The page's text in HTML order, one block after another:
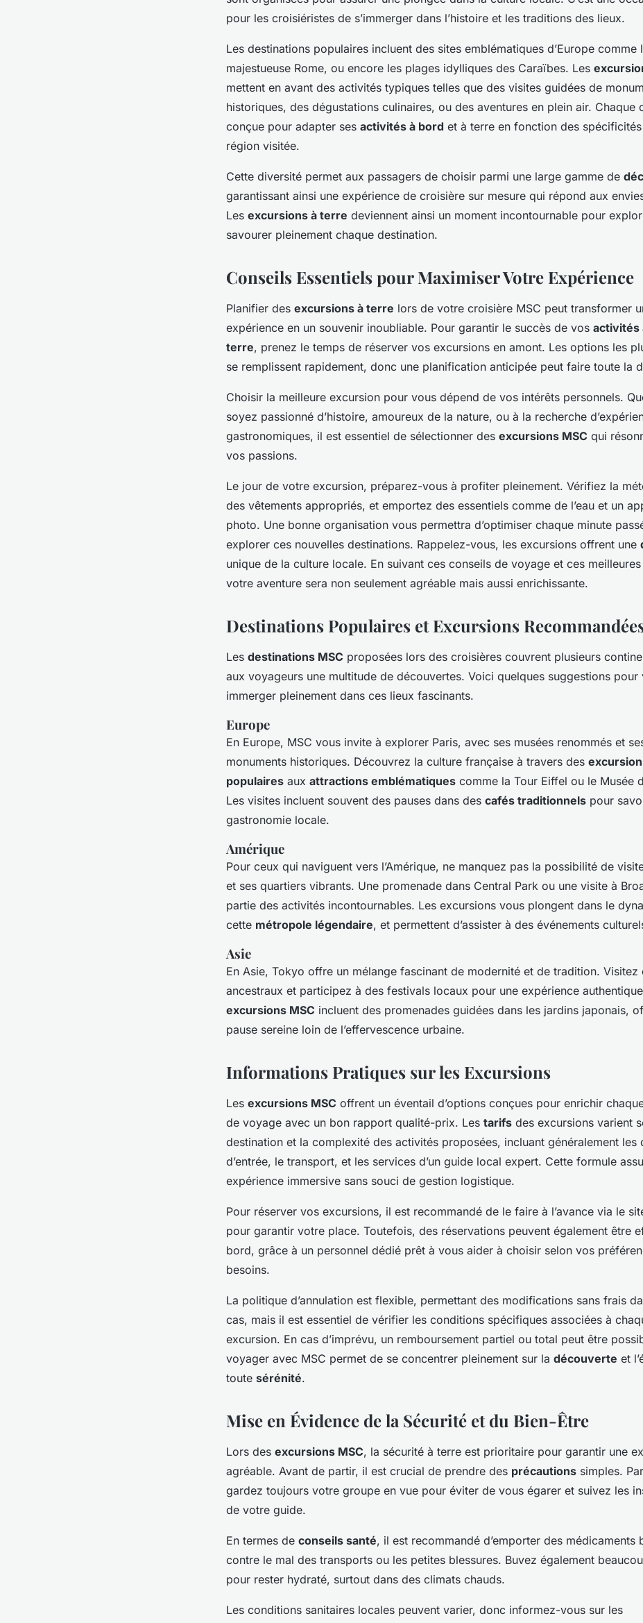
pour les croisiéristes de s’immerger dans l’histoire et les traditions des lieux.
Les destinations populaires incluent des sites emblématiques d’Europe comme
majestueuse Rome, ou encore les plages idylliques des Caraïbes. Les
mettent en avant des activités typiques telles que des visites guidées de
historiques, des dégustations culinaires, ou des aventures en plein air. Chaque
conçue pour adapter ses activités à bord et à terre en fonction des
région visitée.
Cette diversité permet aux passagers de choisir parmi une large gamme de
garantissant ainsi une expérience de croisière sur mesure qui répond aux
Les excursions à terre deviennent ainsi un moment incontournable pour
savourer pleinement chaque destination.
Conseils Essentiels pour Maximiser Votre Expérience
Planifier des excursions à terre lors de votre croisière MSC peut transformer
expérience en un souvenir inoubliable. Pour garantir le succès de vos activités
terre, prenez le temps de réserver vos excursions en amont. Les options les
se remplissent rapidement, donc une planification anticipée peut faire toute la
Choisir la meilleure excursion pour vous dépend de vos intérêts personnels.
soyez passionné d’histoire, amoureux de la nature, ou à la recherche
gastronomiques, il est essentiel de sélectionner des excursions MSC qui
vos passions.
Le jour de votre excursion, préparez-vous à profiter pleinement. Vérifiez la
des vêtements appropriés, et emportez des essentiels comme de l’eau et un
photo. Une bonne organisation vous permettra d’optimiser chaque minute
explorer ces nouvelles destinations. Rappelez-vous, les excursions offrent une
unique de la culture locale. En suivant ces conseils de voyage et ces
votre aventure sera non seulement agréable mais aussi enrichissante.
Destinations Populaires et Excursions
Les destinations MSC proposées lors des croisières couvrent plusieurs
aux voyageurs une multitude de découvertes. Voici quelques suggestions pour
immerger pleinement dans ces lieux fascinants.
Europe
En Europe, MSC vous invite à explorer Paris, avec ses musées renommés et
monuments historiques. Découvrez la culture française à travers des
populaires aux attractions emblématiques comme la Tour Eiffel ou le Musée
Les visites incluent souvent des pauses dans des cafés traditionnels pour
gastronomie locale.
Amérique
Pour ceux qui naviguent vers l’Amérique, ne manquez pas la possibilité de
et ses quartiers vibrants. Une promenade dans Central Park ou une visite à
partie des activités incontournables. Les excursions vous plongent dans le
cette métropole légendaire, et permettent d’assister à des événements
Asie
En Asie, Tokyo offre un mélange fascinant de modernité et de tradition. Visitez
ancestraux et participez à des festivals locaux pour une expérience
excursions MSC incluent des promenades guidées dans les jardins japonais,
pause sereine loin de l’effervescence urbaine.
Informations Pratiques sur les Excursions
Les excursions MSC offrent un éventail d’options conçues pour enrichir
de voyage avec un bon rapport qualité-prix. Les tarifs des excursions varient
destination et la complexité des activités proposées, incluant généralement les
d’entrée, le transport, et les services d’un guide local expert. Cette formule
expérience immersive sans souci de gestion logistique.
Pour réserver vos excursions, il est recommandé de le faire à l’avance via le
pour garantir votre place. Toutefois, des réservations peuvent également être
bord, grâce à un personnel dédié prêt à vous aider à choisir selon vos
besoins.
La politique d’annulation est flexible, permettant des modifications sans frais
cas, mais il est essentiel de vérifier les conditions spécifiques associées à
excursion. En cas d’imprévu, un remboursement partiel ou total peut être
voyager avec MSC permet de se concentrer pleinement sur la découverte et
toute sérénité.
Mise en Évidence de la Sécurité et du Bien-Être
Lors des excursions MSC, la sécurité à terre est prioritaire pour garantir une
agréable. Avant de partir, il est crucial de prendre des précautions simples.
gardez toujours votre groupe en vue pour éviter de vous égarer et suivez les
de votre guide.
En termes de conseils santé, il est recommandé d’emporter des médicaments
contre le mal des transports ou les petites blessures. Buvez également
pour rester hydraté, surtout dans des climats chauds.
Les conditions sanitaires locales peuvent varier, donc informez-vous sur les